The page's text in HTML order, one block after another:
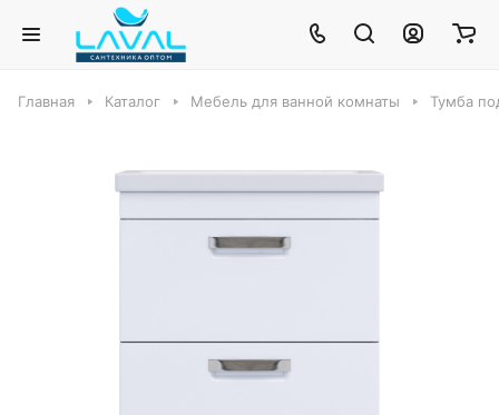
Главная Каталог Мебель для ванной комнаты Тумба